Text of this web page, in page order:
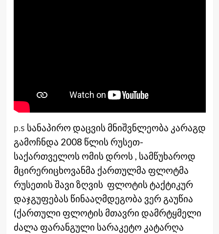
p.s სანაპირო დაცვის მნიშვნლეობა კარაგდ
გამოჩნდა 2008 წლის რუსეთ-
საქართველოს ომის დროს , სამწუხაროდ
მცირერიცხოვანმა ქართულმა ფლოტმა
რუსეთის შავი ზღვის ფლოტის ტაქტიკურ
დაჯგუფებას წინააღმდეგობა ვერ გაუწია
(ქართული ფლოტის მთავრი დამრტყმელი
ძალა ფარანგული სარაკეტო კატარღა